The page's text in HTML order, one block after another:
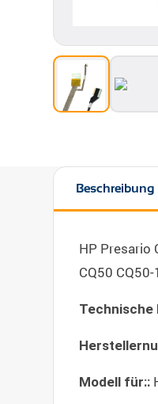
Beschreibung
HP Presario
CQ50
Technische
Modell für::